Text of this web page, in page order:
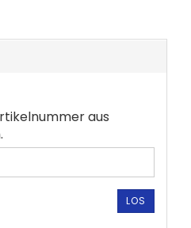
aus
LOS